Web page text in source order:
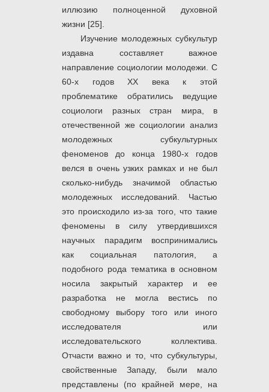
иллюзию полноценной духовной
жизни [25].
Изучение молодежных субкультур
издавна составляет важное
направление социологии молодежи. С
60-х годов ХХ века к этой
проблематике обратились ведущие
социологи разных стран мира, в
отечественной же социологии анализ
молодежных субкультурных
феноменов до конца 1980-х годов
велся в очень узких рамках и не был
сколько-нибудь значимой областью
молодежных исследований. Частью
это происходило из-за того, что такие
феномены в силу утвердившихся
научных парадигм воспринимались
как социальная патология, а
подобного рода тематика в основном
носила закрытый характер и ее
разработка не могла вестись по
свободному выбору того или иного
исследователя или
исследовательского коллектива.
Отчасти важно и то, что субкультуры,
свойственные Западу, были мало
представлены (по крайней мере, на